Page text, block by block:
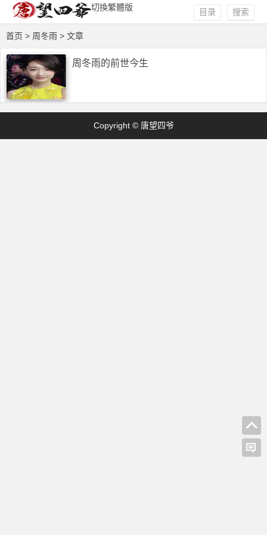
切換繁體版 搜索
目录
首页 > 周冬雨 > 文章
周冬雨的前世今生
Copyright © 唐望四爷